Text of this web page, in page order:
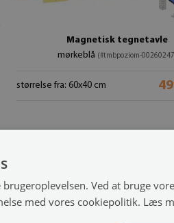
Magnetisk tegnetavle
mørkeblå (#tmbpoziom-
størrelse fra: 60x40 cm
Ved at bruge
med vores cookiepolitik. Læs